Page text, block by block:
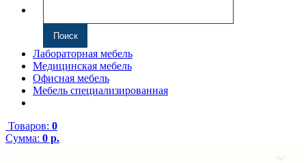
Лабораторная мебель
Медицинская мебель
Офисная мебель
Мебель специализированная
Товаров: 0
Сумма: 0 р.